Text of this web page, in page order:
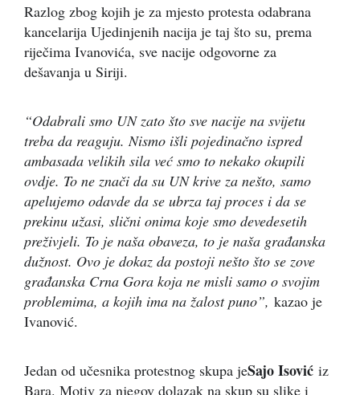
Razlog zbog kojih je za mjesto protesta odabrana
kancelarija Ujedinjenih nacija je taj što su, prema
riječima Ivanovića, sve nacije odgovorne za
dešavanja u Siriji.
“Odabrali smo UN zato što sve nacije na svijetu
treba da reaguju. Nismo išli pojedinačno ispred
ambasada velikih sila već smo to nekako okupili
ovdje. To ne znači da su UN krive za nešto, samo
apelujemo odavde da se ubrza taj proces i da se
prekinu užasi, slični onima koje smo devedesetih
preživjeli. To je naša obaveza, to je naša građanska
dužnost. Ovo je dokaz da postoji nešto što se zove
građanska Crna Gora koja ne misli samo o svojim
problemima, a kojih ima na žalost puno”, kazao je
Ivanović.
Jedan od učesnika protestnog skupa jeSajo Isović iz
Bara. Motiv za njegov dolazak na skup su slike i